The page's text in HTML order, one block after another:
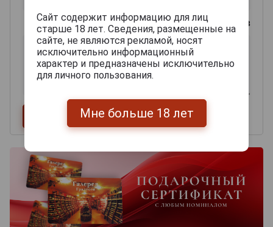
0из 2000 знаков
Сайт содержит информацию для лиц
старше 18 лет. Сведения, размещенные на
сайте, не являются рекламой, носят
исключительно информационный
характер и предназначены исключительно
для личного пользования.
Мне больше 18 лет